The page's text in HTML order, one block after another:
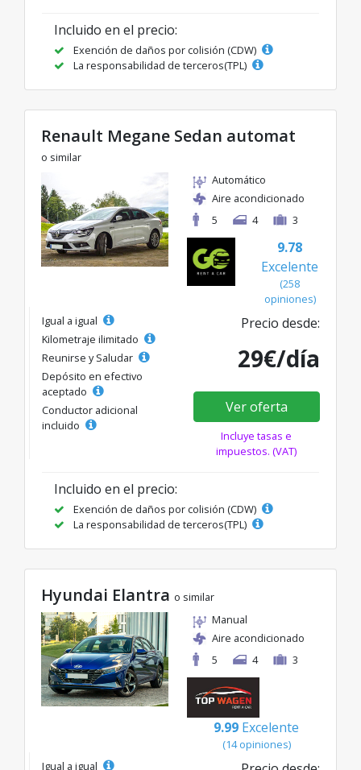
Incluido en el precio:
Exención de daños por colisión (CDW)
La responsabilidad de terceros(TPL)
Renault Megane Sedan automat
o similar
Automático
Aire acondicionado
5
4 3
9.78
Excelente
(258
opiniones)
Igual a igual
Kilometraje ilimitado
Reunirse y Saludar
Depósito en efectivo
aceptado
Conductor adicional
incluido
Precio desde:
29€/día
Ver oferta
Incluye tasas e
impuestos. (VAT)
Incluido en el precio:
Exención de daños por colisión (CDW)
La responsabilidad de terceros(TPL)
Hyundai Elantra o similar
Manual
Aire acondicionado
5
4 3
9.99 Excelente
(14 opiniones)
Igual a igual